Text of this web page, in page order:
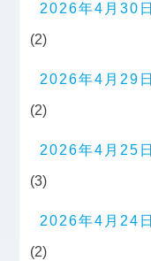
2026年4月30日
(2)
2026年4月29日
(2)
2026年4月25日
(3)
2026年4月24日
(2)